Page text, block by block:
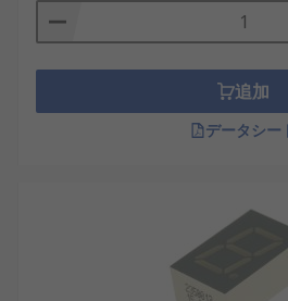
追加
データシー